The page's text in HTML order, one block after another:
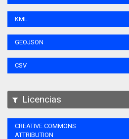
KML
GEOJSON
CSV
Licencias
CREATIVE COMMONS
ATTRIBUTION